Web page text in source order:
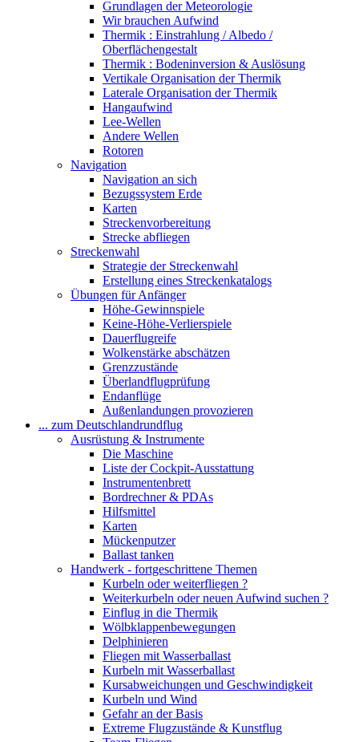
Grundlagen der Meteorologie
Wir brauchen Aufwind
Thermik : Einstrahlung / Albedo /
Oberflächengestalt
Thermik : Bodeninversion & Auslösung
Vertikale Organisation der Thermik
Laterale Organisation der Thermik
Hangaufwind
Lee-Wellen
Andere Wellen
Rotoren
Navigation
Navigation an sich
Bezugssystem Erde
Karten
Streckenvorbereitung
Strecke abfliegen
Streckenwahl
Strategie der Streckenwahl
Erstellung eines Streckenkatalogs
Übungen für Anfänger
Höhe-Gewinnspiele
Keine-Höhe-Verlierspiele
Dauerflugreife
Wolkenstärke abschätzen
Grenzzustände
Überlandflugprüfung
Endanflüge
Außenlandungen provozieren
... zum Deutschlandrundflug
Ausrüstung & Instrumente
Die Maschine
Liste der Cockpit-Ausstattung
Instrumentenbrett
Bordrechner & PDAs
Hilfsmittel
Karten
Mückenputzer
Ballast tanken
Handwerk - fortgeschrittene Themen
Kurbeln oder weiterfliegen ?
Weiterkurbeln oder neuen Aufwind suchen ?
Einflug in die Thermik
Wölbklappenbewegungen
Delphinieren
Fliegen mit Wasserballast
Kurbeln mit Wasserballast
Kursabweichungen und Geschwindigkeit
Kurbeln und Wind
Gefahr an der Basis
Extreme Flugzustände & Kunstflug